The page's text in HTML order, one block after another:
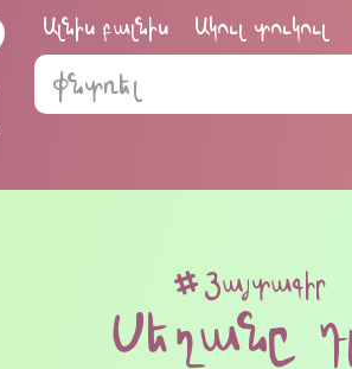
Ալնիս բալնիս Ակուլ տուկուլ
Յայտագիր
Սեղանը